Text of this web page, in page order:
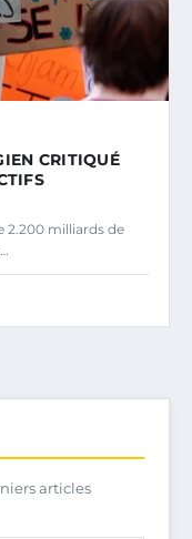
CRITIQUÉ
2.200 milliards de
articles